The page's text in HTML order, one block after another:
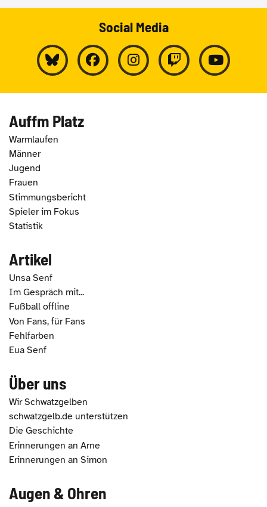
Social Media
Auffm Platz
Warmlaufen
Männer
Jugend
Frauen
Stimmungsbericht
Spieler im Fokus
Statistik
Artikel
Unsa Senf
Im Gespräch mit...
Fußball offline
Von Fans, für Fans
Fehlfarben
Eua Senf
Über uns
Wir Schwatzgelben
schwatzgelb.de unterstützen
Die Geschichte
Erinnerungen an Arne
Erinnerungen an Simon
Augen & Ohren